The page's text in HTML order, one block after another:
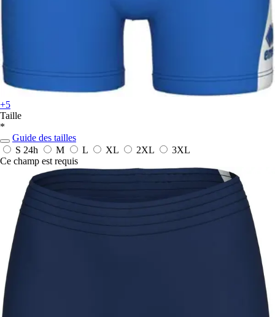
+5
Taille
*
Guide des tailles
S 24h M L XL 2XL
3XL
Ce champ est requis